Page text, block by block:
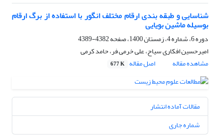
شناسایی و طبقه بندی ارقام مختلف انگور با استفاده از برگ ارقام
بوسیله ماشین بویایی
دوره 6، شماره 4، زمستان 1400، صفحه
4382-4389
امیرحسین افکاری سیاح، علی خرمی فر، حامد کرمی
مشاهده مقاله
اصل مقاله 677 K
مقالات آماده انتشار
شماره جاری